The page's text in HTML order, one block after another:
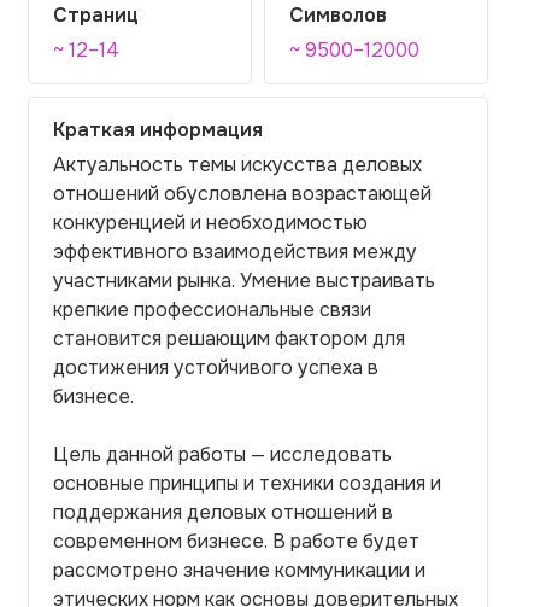
Страниц
~ 12–14
Символов
~ 9500–12000
Краткая информация
Актуальность темы искусства деловых
отношений обусловлена возрастающей
конкуренцией и необходимостью
эффективного взаимодействия между
участниками рынка. Умение выстраивать
крепкие профессиональные связи
становится решающим фактором для
достижения устойчивого успеха в
бизнесе.
Цель данной работы — исследовать
основные принципы и техники создания и
поддержания деловых отношений в
современном бизнесе. В работе будет
рассмотрено значение коммуникации и
этических норм как основы доверительных